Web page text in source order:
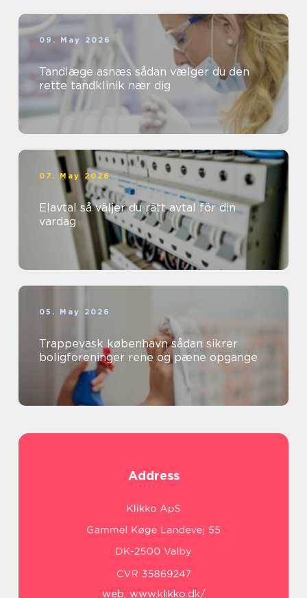
09. May 2026
Tandlæge asnæs sådan vælger du den
rette tandklinik nær dig
07. May 2026
Elavtal så väljer du rätt avtal för din
vardag
05. May 2026
Trappevask københavn sådan sikrer
boligforeninger rene og pæne opgange
Address
web: www.klikko.dk/